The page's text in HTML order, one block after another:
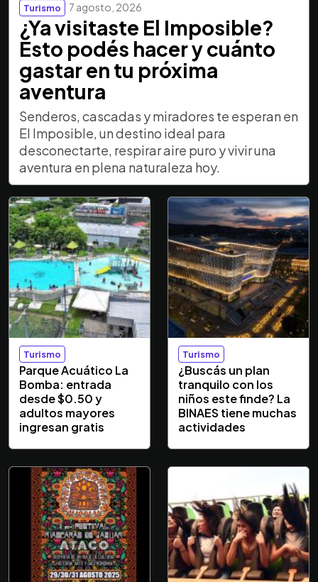
Turismo 7 agosto, 2026
¿Ya visitaste El Imposible?
Esto podés hacer y cuánto
gastar en tu próxima
aventura
Senderos, cascadas y miradores te esperan en
El Imposible, un destino ideal para
desconectarte, respirar aire puro y vivir una
aventura en plena naturaleza hoy.
Turismo
Parque Acuático La
Bomba: entrada
desde $0.50 y
adultos mayores
ingresan gratis
Turismo
¿Buscás un plan
tranquilo con los
niños este finde? La
BINAES tiene muchas
actividades